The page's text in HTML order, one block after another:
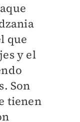
que
y el
Son
tienen